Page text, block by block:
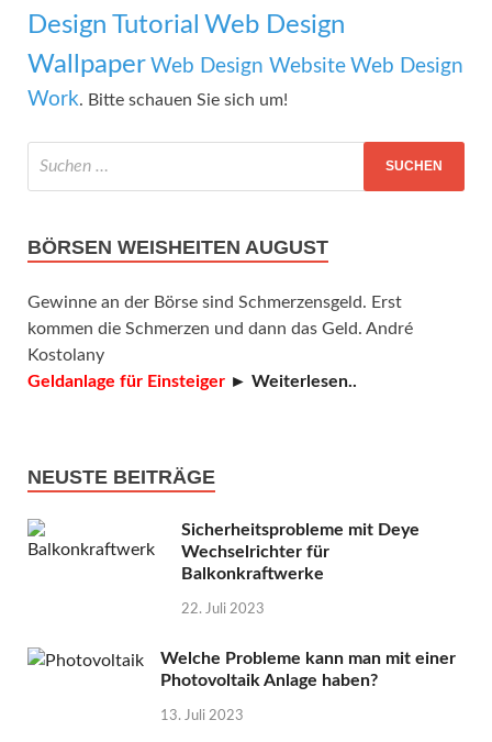
Design Tutorial Web Design
Wallpaper Web Design Website Web Design
Work. Bitte schauen Sie sich um!
BÖRSEN WEISHEITEN AUGUST
Gewinne an der Börse sind Schmerzensgeld. Erst
kommen die Schmerzen und dann das Geld. André
Kostolany
Geldanlage für Einsteiger ► Weiterlesen..
NEUSTE BEITRÄGE
Sicherheitsprobleme mit Deye
Wechselrichter für
Balkonkraftwerke
22. Juli 2023
Welche Probleme kann man mit einer
Photovoltaik Anlage haben?
13. Juli 2023